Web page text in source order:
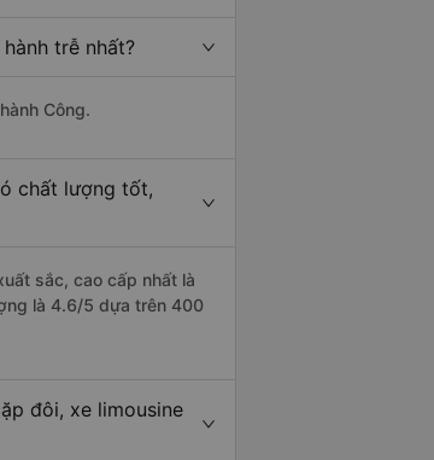
trễ nhất?
Công.
chất lượng tốt,
sắc, cao cấp nhất là
là 4.6/5 dựa trên 400
đôi, xe limousine